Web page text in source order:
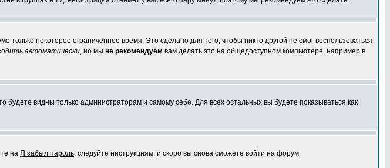
только некоторое ограниченное время. Это сделано для того, чтобы никто другой не смог воспользоваться
автоматически, но мы не рекомендуем вам делать это на общедоступном компьютере, например в
будете видны только администраторам и самому себе. Для всех остальных вы будете показываться как
на Я забыл пароль, следуйте инструкциям, и скоро вы снова сможете войти на форум